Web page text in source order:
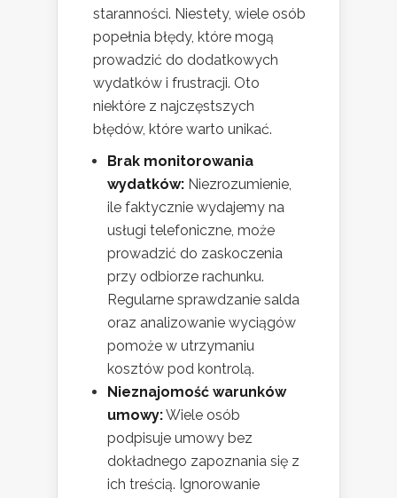
staranności. Niestety, wiele osób
popełnia błędy, które mogą
prowadzić do dodatkowych
wydatków i frustracji. Oto
niektóre z najczęstszych
błędów, które warto unikać.
Brak monitorowania
wydatków: Niezrozumienie,
ile faktycznie wydajemy na
usługi telefoniczne, może
prowadzić do zaskoczenia
przy odbiorze rachunku.
Regularne sprawdzanie salda
oraz analizowanie wyciągów
pomoże w utrzymaniu
kosztów pod kontrolą.
Nieznajomość warunków
umowy:Wiele osób
podpisuje umowy bez
dokładnego zapoznania się z
ich treścią. Ignorowanie